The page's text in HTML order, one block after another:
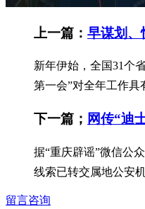
上一篇： 早谋划、
新年伊始，全国31个
第一会”对全年工作具
下一篇； 网传“迪
据“重庆辟谣”微信公
线索已转交属地公安
留言咨询